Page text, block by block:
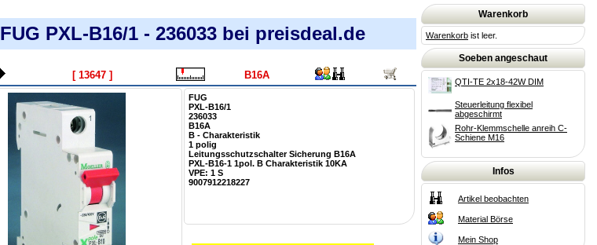
FUG PXL-B16/1 - 236033 bei preisdeal.de
[ 13647 ] B16A
FUG
PXL-B16/1
236033
B16A
B - Charakteristik
1 polig
Leitungsschutzschalter Sicherung B16A
PXL-B16-1 1pol. B Charakteristik 10KA
VPE: 1 S
9007912218227
Warenkorb
Warenkorb ist leer.
Soeben angeschaut
QTI-TE 2x18-42W DIM
Steuerleitung flexibel
abgeschirmt
Rohr-Klemmschelle anreih C-
Schiene M16
Infos
Artikel beobachten
Material Börse
Mein Shop